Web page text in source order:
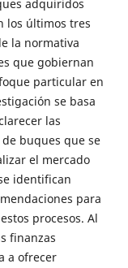
adquiridos
los últimos tres
la normativa
que gobiernan
particular en
se basa
las
buques que se
el mercado
identifican
para
procesos. Al
finanzas
a ofrecer